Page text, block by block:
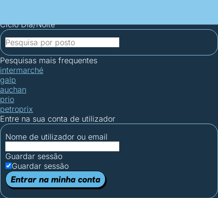
Ciclo Dia/Noite
Pesquisas mais frequentes
intermarché
galp
auchan
prio
petroprix
Entre na sua conta de utilizador
Nome de utilizador ou email
Guardar sessão
Guardar sessão
Entrar na minha conta